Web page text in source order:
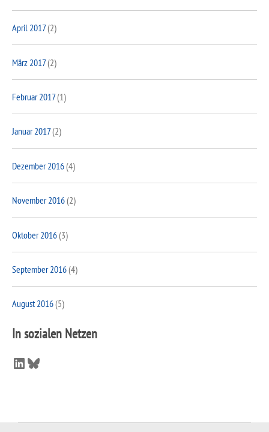
April 2017(2)
März 2017(2)
Februar 2017(1)
Januar 2017(2)
Dezember 2016(4)
November 2016(2)
Oktober 2016(3)
September 2016(4)
August 2016(5)
In sozialen Netzen
LinkedIn
Bluesky